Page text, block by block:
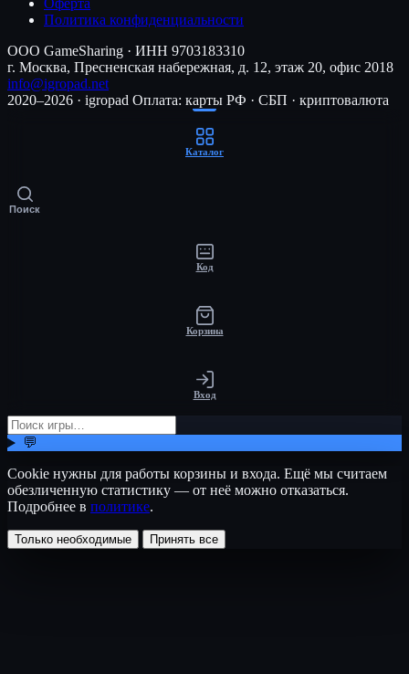
Оферта
Политика конфиденциальности
ООО GameSharing · ИНН 9703183310
г. Москва, Пресненская набережная, д. 12, этаж 20, офис 2018
info@igropad.net
2020–2026 · igropad Оплата: карты РФ · СБП · криптовалюта
Каталог
Поиск
Код
Корзина
Вход
💬
Cookie нужны для работы корзины и входа. Ещё мы считаем
обезличенную статистику — от неё можно отказаться.
Подробнее в политике.
Только необходимые Принять все